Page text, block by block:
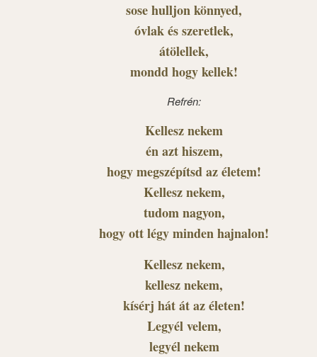
sose hulljon könnyed,
óvlak és szeretlek,
átölellek,
mondd hogy kellek!
Refrén:
Kellesz nekem
én azt hiszem,
hogy megszépítsd az életem!
Kellesz nekem,
tudom nagyon,
hogy ott légy minden hajnalon!
Kellesz nekem,
kellesz nekem,
kísérj hát át az életen!
Legyél velem,
legyél nekem